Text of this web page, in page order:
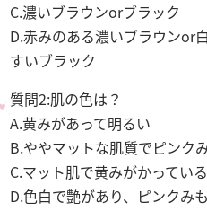
C.濃いブラウンorブラック
D.赤みのある濃いブラウンor
すいブラック
質問2:肌の色は？
A.黄みがあって明るい
B.ややマットな肌質でピンク
C.マット肌で黄みがかっている
D.色白で艶があり、ピンクみ